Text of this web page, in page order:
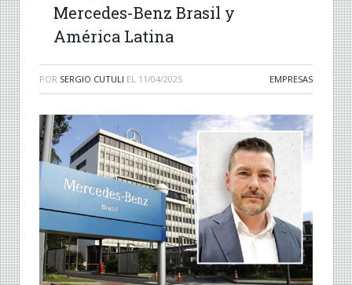
Mercedes-Benz Brasil y
América Latina
POR SERGIO CUTULI EL 11/04/2025 EMPRESAS